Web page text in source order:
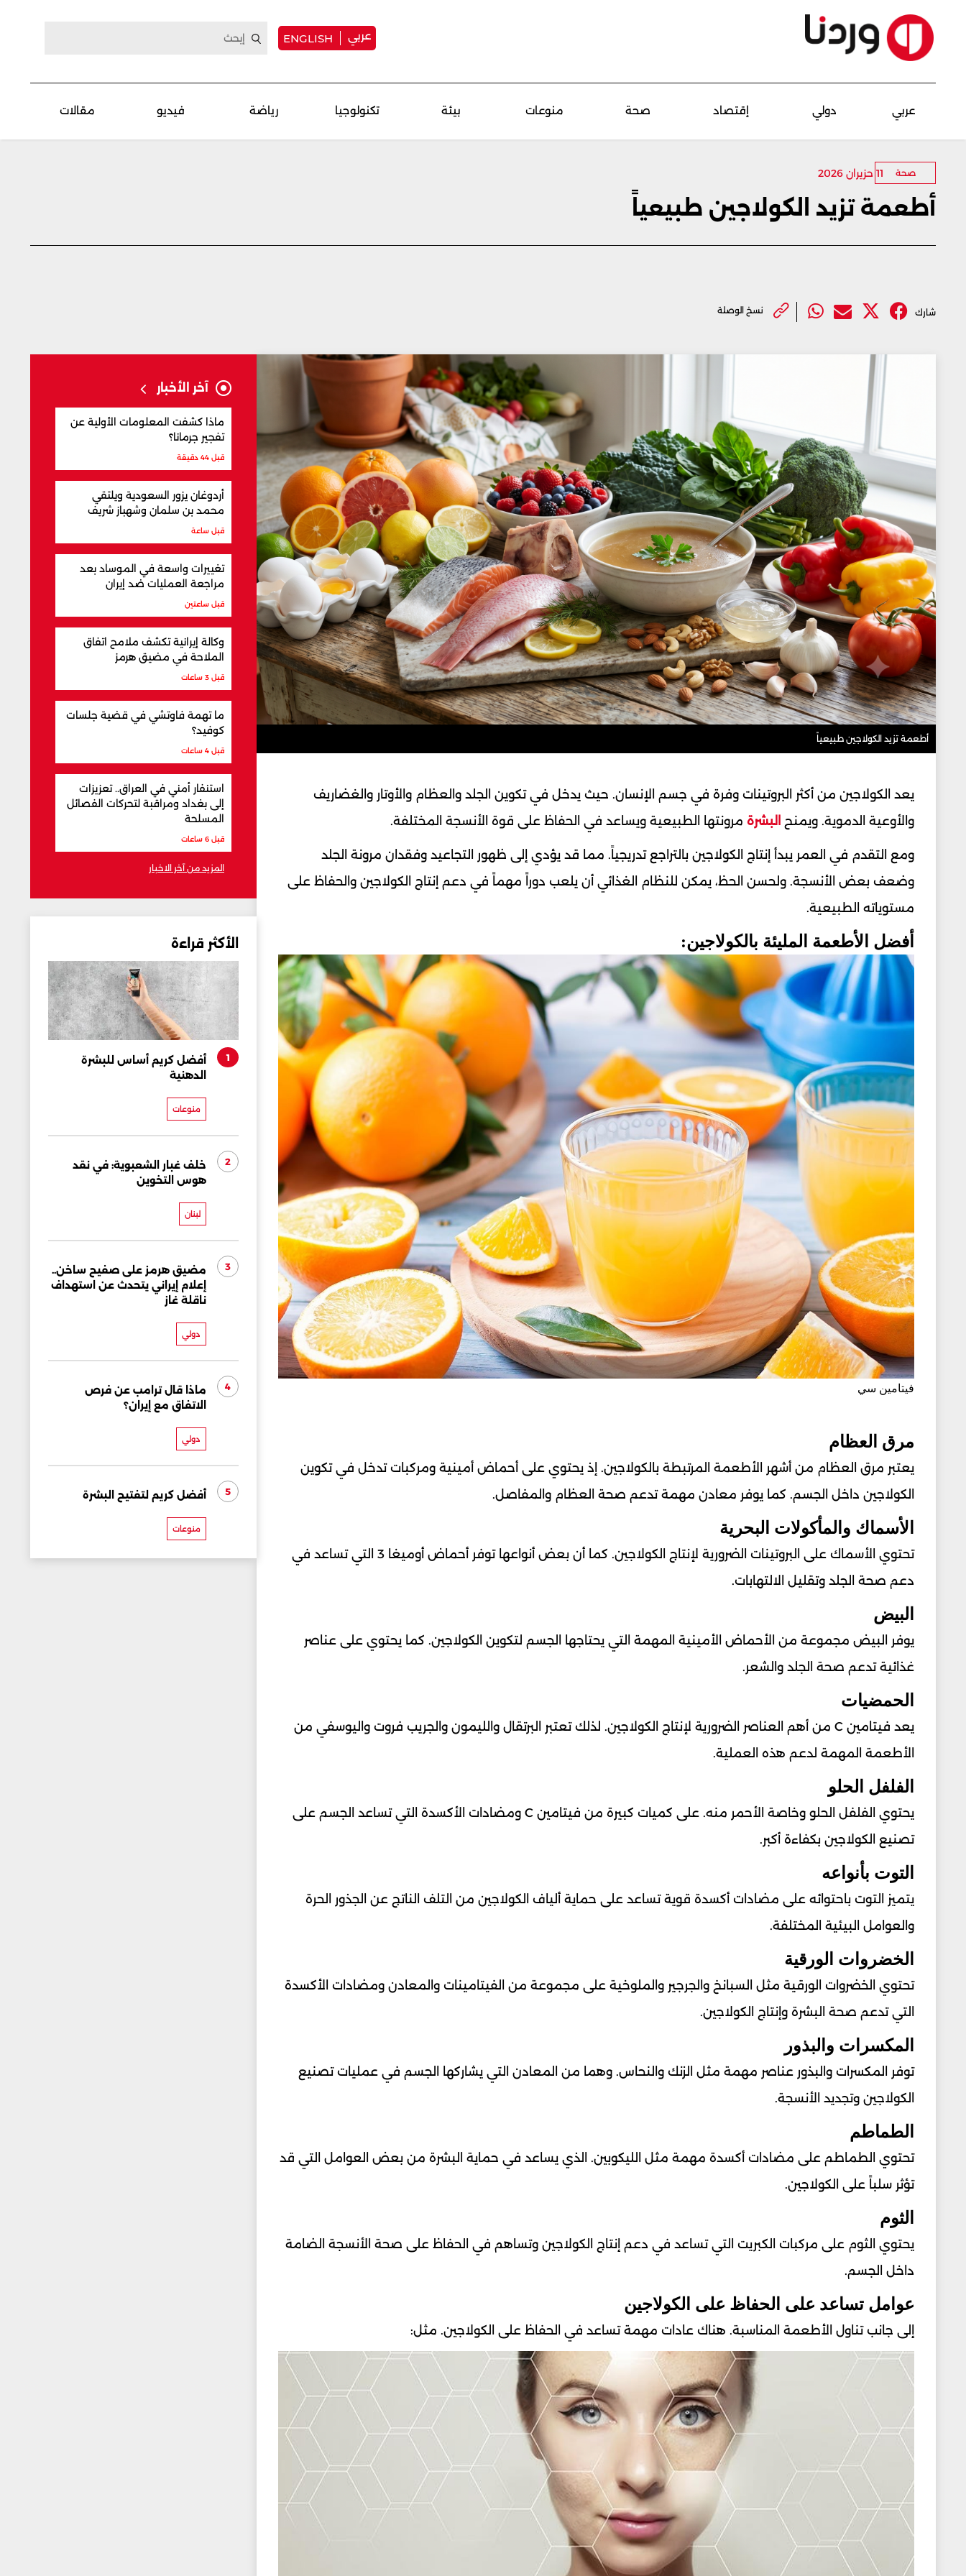
عربي ENGLISH
عربي دولي إقتصاد صحة منوعات بيئة تكنولوجيا رياضة فيديو مقالات
صحة 11 حزيران 2026
أطعمة تزيد الكولاجين طبيعياً
شارك نسخ الوصلة
أطعمة تزيد الكولاجين طبيعياً
يعد الكولاجين من أكثر البروتينات وفرة في جسم الإنسان. حيث يدخل في تكوين الجلد والعظام والأوتار والغضاريف
والأوعية الدموية. ويمنح البشرة مرونتها الطبيعية ويساعد في الحفاظ على قوة الأنسجة المختلفة.
ومع التقدم في العمر يبدأ إنتاج الكولاجين بالتراجع تدريجياً. مما قد يؤدي إلى ظهور التجاعيد وفقدان مرونة الجلد
وضعف بعض الأنسجة. ولحسن الحظ، يمكن للنظام الغذائي أن يلعب دوراً مهماً في دعم إنتاج الكولاجين والحفاظ على
مستوياته الطبيعية.
أفضل الأطعمة المليئة بالكولاجين:
فيتامين سي
مرق العظام
يعتبر مرق العظام من أشهر الأطعمة المرتبطة بالكولاجين. إذ يحتوي على أحماض أمينية ومركبات تدخل في تكوين
الكولاجين داخل الجسم. كما يوفر معادن مهمة تدعم صحة العظام والمفاصل.
الأسماك والمأكولات البحرية
تحتوي الأسماك على البروتينات الضرورية لإنتاج الكولاجين. كما أن بعض أنواعها توفر أحماض أوميغا 3 التي تساعد في
دعم صحة الجلد وتقليل الالتهابات.
البيض
يوفر البيض مجموعة من الأحماض الأمينية المهمة التي يحتاجها الجسم لتكوين الكولاجين. كما يحتوي على عناصر
غذائية تدعم صحة الجلد والشعر.
الحمضيات
يعد فيتامين C من أهم العناصر الضرورية لإنتاج الكولاجين. لذلك تعتبر البرتقال والليمون والجريب فروت واليوسفي من
الأطعمة المهمة لدعم هذه العملية.
الفلفل الحلو
يحتوي الفلفل الحلو وخاصة الأحمر منه. على كميات كبيرة من فيتامين C ومضادات الأكسدة التي تساعد الجسم على
تصنيع الكولاجين بكفاءة أكبر.
التوت بأنواعه
يتميز التوت باحتوائه على مضادات أكسدة قوية تساعد على حماية ألياف الكولاجين من التلف الناتج عن الجذور الحرة
والعوامل البيئية المختلفة.
الخضروات الورقية
تحتوي الخضروات الورقية مثل السبانخ والجرجير والملوخية على مجموعة من الفيتامينات والمعادن ومضادات الأكسدة
التي تدعم صحة البشرة وإنتاج الكولاجين.
المكسرات والبذور
توفر المكسرات والبذور عناصر مهمة مثل الزنك والنحاس. وهما من المعادن التي يشاركها الجسم في عمليات تصنيع
الكولاجين وتجديد الأنسجة.
الطماطم
تحتوي الطماطم على مضادات أكسدة مهمة مثل الليكوبين. الذي يساعد في حماية البشرة من بعض العوامل التي قد
تؤثر سلباً على الكولاجين.
الثوم
يحتوي الثوم على مركبات الكبريت التي تساعد في دعم إنتاج الكولاجين وتساهم في الحفاظ على صحة الأنسجة الضامة
داخل الجسم.
عوامل تساعد على الحفاظ على الكولاجين
إلى جانب تناول الأطعمة المناسبة. هناك عادات مهمة تساعد في الحفاظ على الكولاجين. مثل:
آخر الأخبار
ماذا كشفت المعلومات الأولية عن
تفجير جرمانا؟
قبل 44 دقيقة
أردوغان يزور السعودية ويلتقي
محمد بن سلمان وشهباز شريف
قبل ساعة
تغييرات واسعة في الموساد بعد
مراجعة العمليات ضد إيران
قبل ساعتين
وكالة إيرانية تكشف ملامح اتفاق
الملاحة في مضيق هرمز
قبل 3 ساعات
ما تهمة فاوتشي في قضية جلسات
كوفيد؟
قبل 4 ساعات
استنفار أمني في العراق.. تعزيزات
إلى بغداد ومراقبة لتحركات الفصائل
المسلحة
قبل 6 ساعات
المزيد من آخر الاخبار
الأكثر قراءة
1
أفضل كريم أساس للبشرة
الدهنية
منوعات
2
خلف غبار الشعبوية: في نقد
هوس التخوين
لبنان
3
مضيق هرمز على صفيح ساخن..
إعلام إيراني يتحدث عن استهداف
ناقلة غاز
دولي
4
ماذا قال ترامب عن فرص
الاتفاق مع إيران؟
دولي
5 أفضل كريم لتفتيح البشرة
منوعات